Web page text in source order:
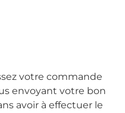
votre commande
envoyant votre bon
avoir à effectuer le